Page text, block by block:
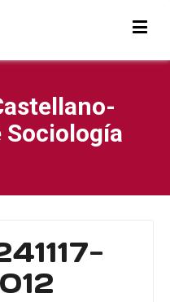
Sociología